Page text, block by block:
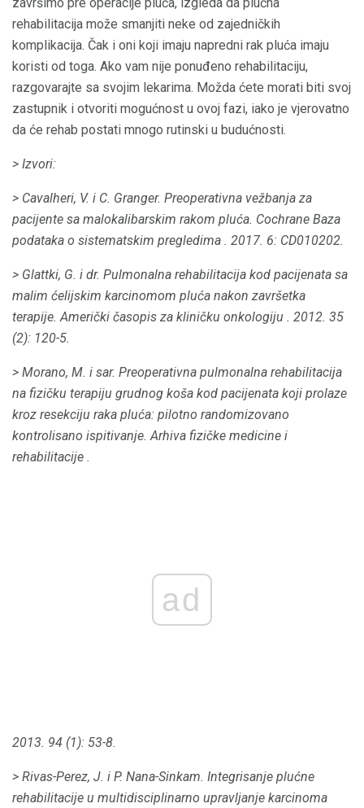
rehabilitacija može smanjiti neke od zajedničkih
komplikacija. Čak i oni koji imaju napredni rak pluća imaju
koristi od toga. Ako vam nije ponuđeno rehabilitaciju,
razgovarajte sa svojim lekarima. Možda ćete morati biti svoj
zastupnik i otvoriti mogućnost u ovoj fazi, iako je vjerovatno
da će rehab postati mnogo rutinski u budućnosti.
> Izvori:
> Cavalheri, V. i C. Granger. Preoperativna vežbanja za
pacijente sa malokalibarskim rakom pluća. Cochrane Baza
podataka o sistematskim pregledima . 2017. 6: CD010202.
> Glattki, G. i dr. Pulmonalna rehabilitacija kod pacijenata sa
malim ćelijskim karcinomom pluća nakon završetka
terapije. Američki časopis za kliničku onkologiju . 2012. 35
(2): 120-5.
> Morano, M. i sar. Preoperativna pulmonalna rehabilitacija
na fizičku terapiju grudnog koša kod pacijenata koji prolaze
kroz resekciju raka pluća: pilotno randomizovano
kontrolisano ispitivanje. Arhiva fizičke medicine i
rehabilitacije .
ad
2013. 94 (1): 53-8.
> Rivas-Perez, J. i P. Nana-Sinkam. Integrisanje plućne
rehabilitacije u multidisciplinarno upravljanje karcinoma